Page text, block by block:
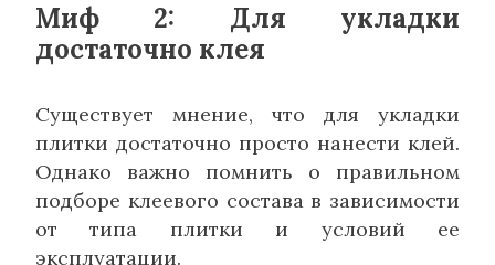
Миф 2: Для укладки
достаточно клея
Существует мнение, что для укладки
плитки достаточно просто нанести клей.
Однако важно помнить о правильном
подборе клеевого состава в зависимости
от типа плитки и условий ее
эксплуатации.